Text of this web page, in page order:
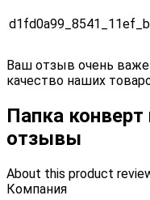
Ваш отзыв очень
качество наших
Папка
отзывы
About this product
Компания